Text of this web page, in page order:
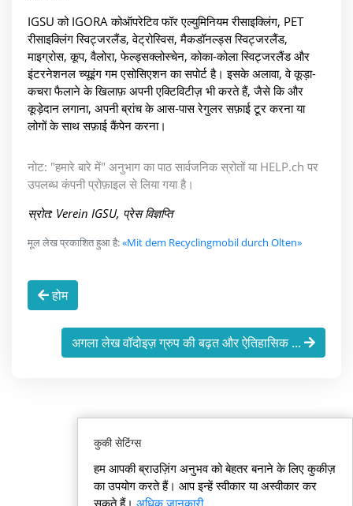
IGSU को IGORA कोऑपरेटिव फॉर एल्युमिनियम रीसाइक्लिंग, PET
रीसाइक्लिंग स्विट्जरलैंड, वेट्रोस्विस, मैकडॉनल्ड्स स्विट्जरलैंड,
माइग्रोस, कूप, वैलोरा, फेल्ड्सक्लोस्चेन, कोका-कोला स्विट्जरलैंड और
इंटरनेशनल च्यूइंग गम एसोसिएशन का सपोर्ट है। इसके अलावा, वे कूड़ा-
कचरा फैलाने के खिलाफ़ अपनी एक्टिविटीज़ भी करते हैं, जैसे कि और
कूड़ेदान लगाना, अपनी ब्रांच के आस-पास रेगुलर सफ़ाई टूर करना या
लोगों के साथ सफ़ाई कैंपेन करना।
नोट: "हमारे बारे में" अनुभाग का पाठ सार्वजनिक स्रोतों या HELP.ch पर
उपलब्ध कंपनी प्रोफ़ाइल से लिया गया है।
स्रोत: Verein IGSU, प्रेस विज्ञप्ति
मूल लेख प्रकाशित हुआ है:«Mit dem Recyclingmobil durch Olten»
होम
अगला लेख वॉदोइज़ ग्रुप की बढ़त और ऐतिहासिक ...
कुकी सेटिंग्स
हम आपकी ब्राउज़िंग अनुभव को बेहतर बनाने के लिए कुकीज़
का उपयोग करते हैं। आप इन्हें स्वीकार या अस्वीकार कर
सकते हैं। अधिक जानकारी.